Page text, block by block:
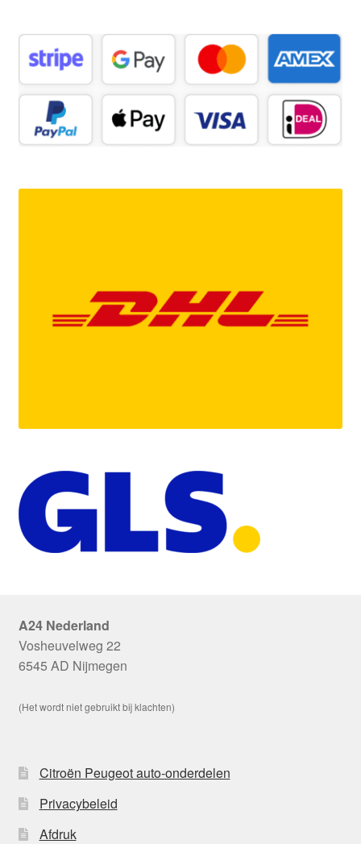
A24 Nederland
Vosheuvelweg 22
6545 AD Nijmegen
(Het wordt niet gebruikt bij klachten)
Citroën Peugeot auto-onderdelen
Privacybeleid
Afdruk